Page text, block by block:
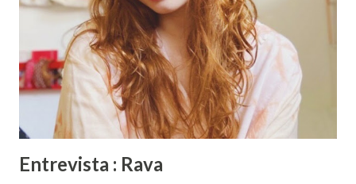
Cruzes). Falante que sempre foi e determinada pegou a
lista telefônica, o telefone e discou para inúmeras escolas e
encontrou apenas duas que ofereciam cursos para crianças
de sua idade. Anotou em um papel e mostrou ao pai que a
acompanhou até a primeira escola e recebeu a notícia que
faltavam crianças para fo...
Entrevista : Rava